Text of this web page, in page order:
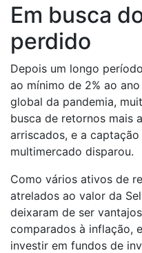
Em busca
perdido
Depois um longo
ao mínimo de 2% ao
global da pandemia,
busca de retornos mais
arriscados, e a
multimercado disparou.
Como vários ativos de
atrelados ao valor da
deixaram de ser
comparados à inflação,
investir em fundos de